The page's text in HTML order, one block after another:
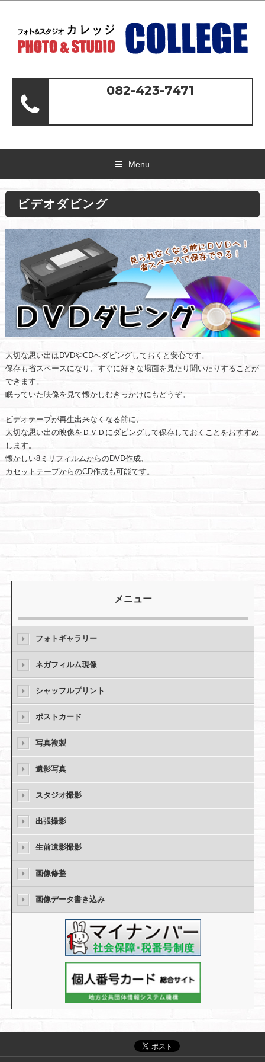
082-423-7471
Menu
ビデオダビング
大切な思い出はDVDやCDへダビングしておくと安心です。
保存も省スペースになり、すぐに好きな場面を見たり聞いたりすることが
できます。
眠っていた映像を見て懐かしむきっかけにもどうぞ。
ビデオテープが再生出来なくなる前に、
大切な思い出の映像をＤＶＤにダビングして保存しておくことをおすすめ
します。
懐かしい8ミリフィルムからのDVD作成、
カセットテープからのCD作成も可能です。
メニュー
フォトギャラリー
ネガフィルム現像
シャッフルプリント
ポストカード
写真複製
遺影写真
スタジオ撮影
出張撮影
生前遺影撮影
画像修整
画像データ書き込み